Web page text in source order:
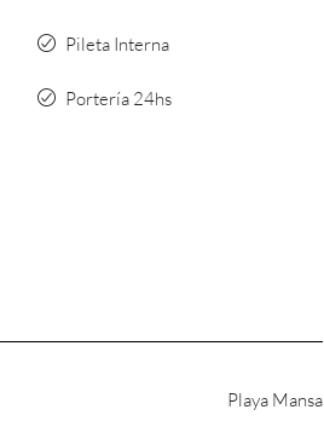
Pileta Interna
Portería 24hs
Playa Mansa